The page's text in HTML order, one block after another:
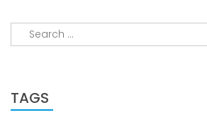
Search
for:
TAGS